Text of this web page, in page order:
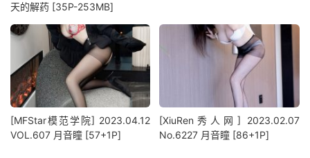
天的解药 [35P-253MB]
[MFStar模范学院] 2023.04.12
VOL.607 月音瞳 [57+1P]
[XiuRen秀人网] 2023.02.07
No.6227 月音瞳 [86+1P]